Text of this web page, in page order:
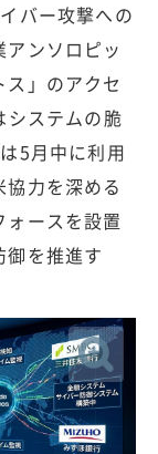
バー攻撃への
ンソロピッ
」のアクセ
システムの脆
5月中に利用
力を深める
ースを設置
御を推進す